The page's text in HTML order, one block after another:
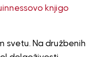
knjigo
svetu. Na družbenih